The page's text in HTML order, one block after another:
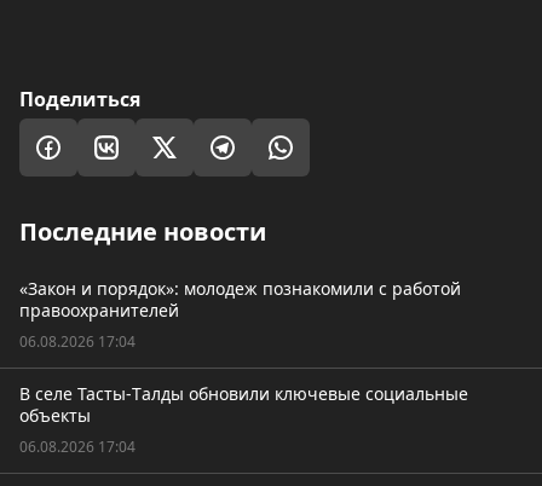
Поделиться
Последние новости
«Закон и порядок»: молодеж познакомили с работой
правоохранителей
06.08.2026 17:04
В селе Тасты-Tалды обновили ключевые социальные
объекты
06.08.2026 17:04